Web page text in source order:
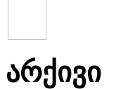
არქივი